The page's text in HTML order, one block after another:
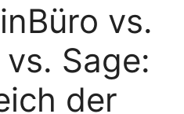
vs.
Sage:
der